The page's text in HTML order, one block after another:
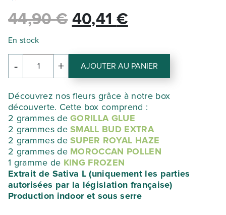
44,90€ Le
initial
était :
44,90 €.
40,41 €Le
actuel
est :
40,41 €.
En stock
-
quantité
de
BOX
DECOUVERTE
+ AJOUTER AU PANIER
Découvrez nos fleurs grâce à notre box
découverte. Cette box comprend :
2 grammes deGORILLA GLUE
2 grammes deSMALL BUD EXTRA
2 grammes deSUPER ROYAL HAZE
2 grammes de MOROCCAN POLLEN
1 gramme de KING FROZEN
Extrait de Sativa L (uniquement les parties
autorisées par la législation française)
Production indoor et sous serre